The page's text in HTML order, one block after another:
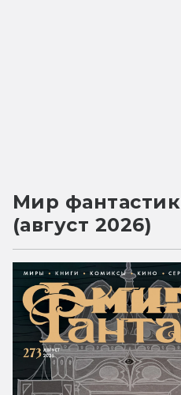
Мир
(август 2026)